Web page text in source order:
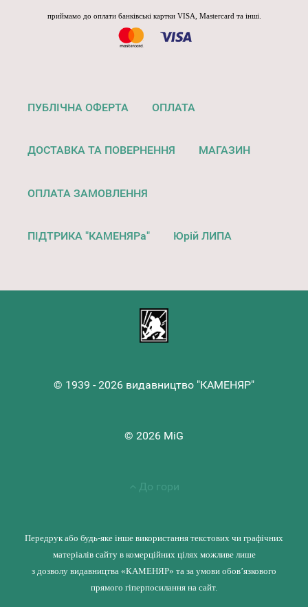
приймамо до оплати банківські картки VISA, Mastercard та інші.
ПУБЛІЧНА ОФЕРТА ОПЛАТА
ДОСТАВКА ТА ПОВЕРНЕННЯ МАГАЗИН
ОПЛАТА ЗАМОВЛЕННЯ
ПІДТРИКА "КАМЕНЯРа" Юрій ЛИПА
© 1939 - 2026 видавництво "КАМЕНЯР"
© 2026 MiG
До гори
Передрук або будь-яке інше використання текстових чи графічних
матеріалів сайту в комерційних цілях можливе лише
з дозволу видавництва «КАМЕНЯР» та за умови обов’язкового
прямого гіперпосилання на сайт.